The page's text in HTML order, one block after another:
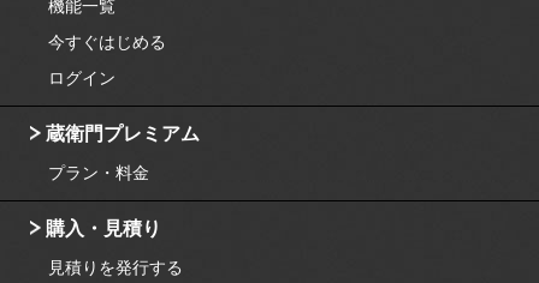
機能一覧
今すぐはじめる
ログイン
蔵衛門プレミアム
プラン・料金
購入・見積り
見積りを発行する